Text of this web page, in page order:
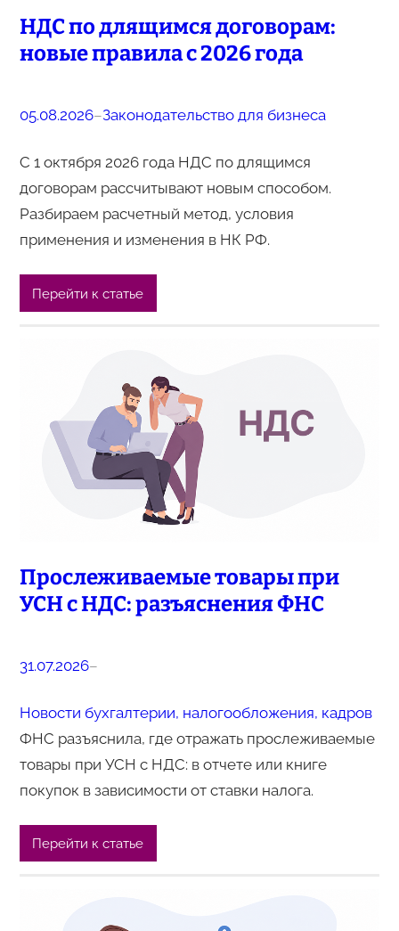
НДС по длящимся договорам:
новые правила с 2026 года
05.08.2026–Законодательство для бизнеса
С 1 октября 2026 года НДС по длящимся
договорам рассчитывают новым способом.
Разбираем расчетный метод, условия
применения и изменения в НК РФ.
Перейти к статье
Прослеживаемые товары при
УСН с НДС: разъяснения ФНС
31.07.2026–
Новости бухгалтерии, налогообложения, кадров
ФНС разъяснила, где отражать прослеживаемые
товары при УСН с НДС: в отчете или книге
покупок в зависимости от ставки налога.
Перейти к статье